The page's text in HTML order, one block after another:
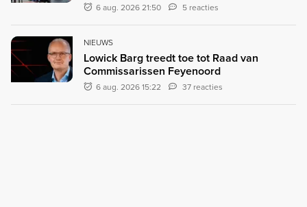
6 aug. 2026 21:50 5 reacties
NIEUWS
Lowick Barg treedt toe tot Raad van
Commissarissen Feyenoord
6 aug. 2026 15:22 37 reacties